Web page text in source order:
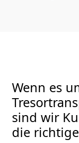
Wenn es
sind wir
die